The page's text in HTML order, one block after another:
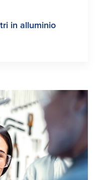
in alluminio